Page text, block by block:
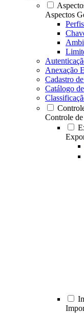
Aspectos
Anexação
Cadastro
Catálogo
Controle